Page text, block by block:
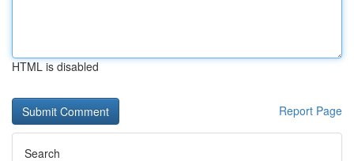
HTML is disabled
Report Page
Search